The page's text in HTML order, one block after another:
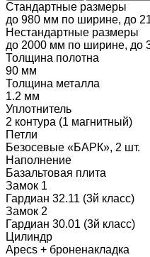
Стандартные размеры
до 980 мм по ширине, до
Нестандартные размеры
до 2000 мм по ширине, до
Толщина полотна
90 мм
Толщина металла
1.2 мм
Уплотнитель
2 контура (1 магнитный)
Петли
Безосевые «БАРК», 2 шт.
Наполнение
Базальтовая плита
Замок 1
Гардиан 32.11 (3й класс)
Замок 2
Гардиан 30.01 (3й класс)
Цилиндр
Apecs + броненакладка